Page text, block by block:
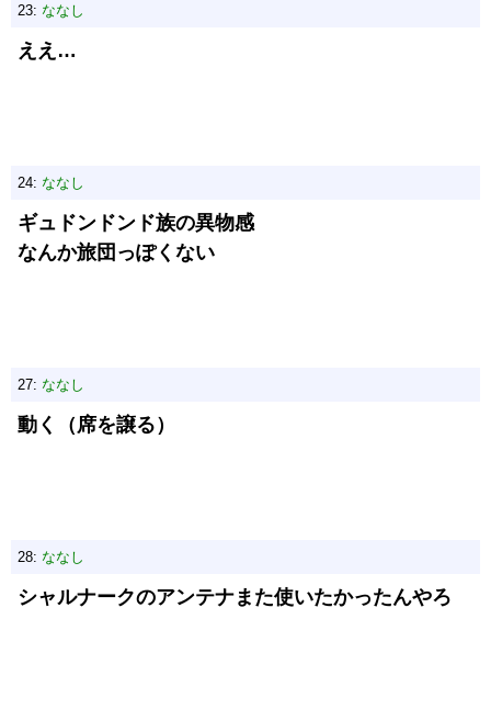
23: ななし
ええ…
24: ななし
ギュドンドンド族の異物感
なんか旅団っぽくない
27: ななし
動く（席を譲る）
28: ななし
シャルナークのアンテナまた使いたかったんやろ